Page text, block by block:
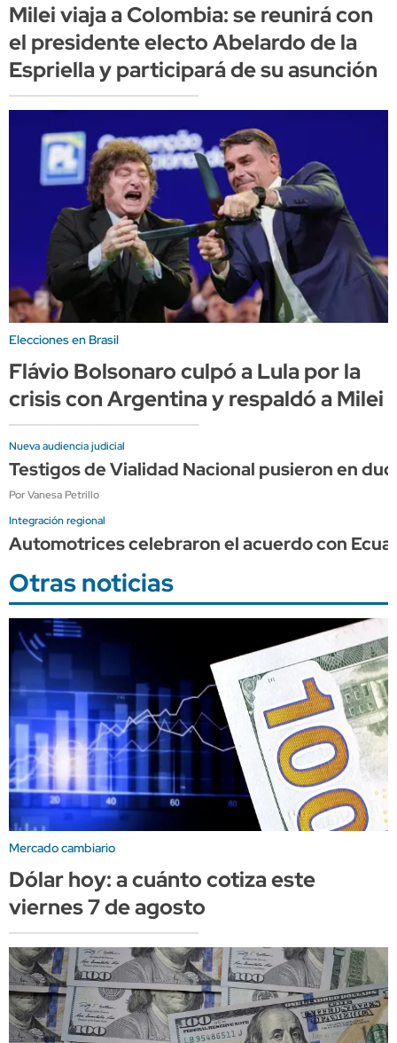
Milei viaja a Colombia: se reunirá con
el presidente electo Abelardo de la
Espriella y participará de su asunción
Elecciones en Brasil
Flávio Bolsonaro culpó a Lula por la
crisis con Argentina y respaldó a Milei
Nueva audiencia judicial
Testigos de Vialidad Nacional pusieron en
Por Vanesa Petrillo
Integración regional
Automotrices celebraron el acuerdo con
Otras noticias
Mercado cambiario
Dólar hoy: a cuánto cotiza este
viernes 7 de agosto